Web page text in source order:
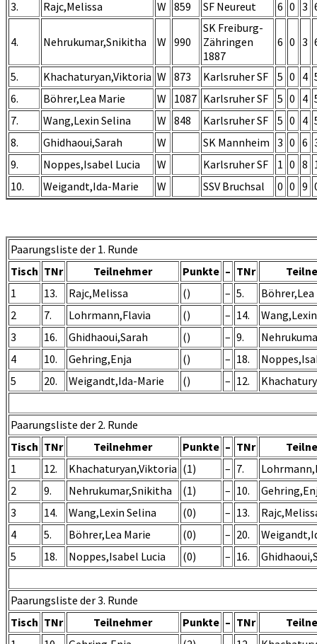
3.
Rajc,Melissa W 859 SF Neureut 6 0 3
4. Nehrukumar,Snikitha W 990
SK Freiburg-
Zähringen
1887
6 0 3
5. Khachaturyan,Viktoria W 873 Karlsruher SF 5 0 4
6.
Böhrer,Lea Marie W 1087 Karlsruher SF 5 0 4
7.
Wang,Lexin Selina W 848 Karlsruher SF 5 0 4
8.
Ghidhaoui,Sarah W SK Mannheim 3 0 6
9.
Noppes,Isabel Lucia W Karlsruher SF 1 0 8
10.
Weigandt,Ida-Marie W SSV Bruchsal 0 0 9
Paarungsliste der 1. Runde
Tisch TNr Teilnehmer Punkte – TNr
1
13. Rajc,Melissa () – 5.
Böhrer,Lea
2
7. Lohrmann,Flavia () – 14.
3
16. Ghidhaoui,Sarah () – 9.
4
10. Gehring,Enja () – 18.
5
20. Weigandt,Ida-Marie () – 12.
Paarungsliste der 2. Runde
Tisch TNr Teilnehmer Punkte – TNr
1
12. Khachaturyan,Viktoria (1) – 7.
2
9. Nehrukumar,Snikitha (1) – 10.
3
14. Wang,Lexin Selina (0) – 13.
4
5. Böhrer,Lea Marie (0) – 20.
5
18. Noppes,Isabel Lucia (0) – 16.
Paarungsliste der 3. Runde
Tisch TNr Teilnehmer Punkte – TNr